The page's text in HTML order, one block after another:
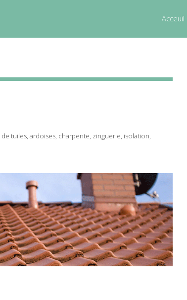
Acceuil
de tuiles, ardoises, charpente, zinguerie, isolation,